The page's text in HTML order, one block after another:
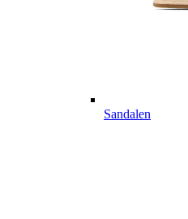
Sandalen